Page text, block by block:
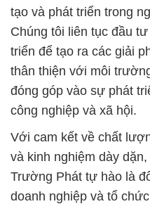
tạo và phát triển trong
Chúng tôi liên tục đầu
triển để tạo ra các giải
thân thiện với môi
đóng góp vào sự phát
công nghiệp và xã hội.
Với cam kết về chất
và kinh nghiệm dày
Trường Phát tự hào là
doanh nghiệp và tổ